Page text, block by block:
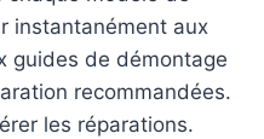
instantanément aux
guides de démontage
recommandées.
les réparations.